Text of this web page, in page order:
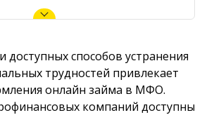
доступных способов устранения
трудностей привлекает
онлайн займа в МФО.
компаний доступны